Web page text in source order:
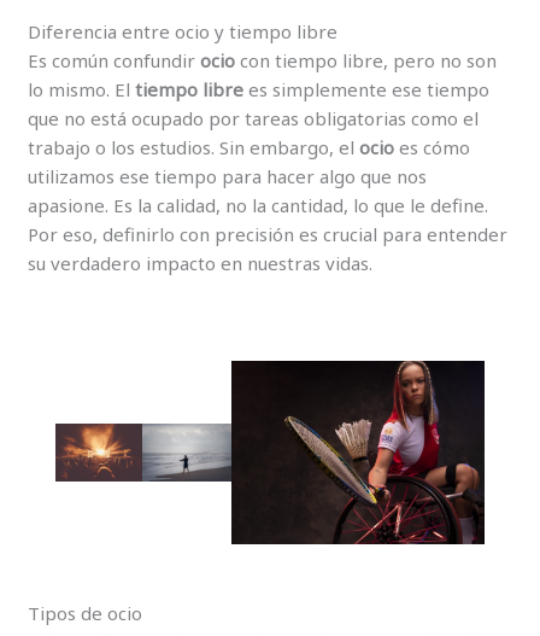
Diferencia entre ocio y tiempo libre
Es común confundirocio con tiempo libre, pero no son
lo mismo. Eltiempo libre es simplemente ese tiempo
que no está ocupado por tareas obligatorias como el
trabajo o los estudios. Sin embargo, elocio es cómo
utilizamos ese tiempo para hacer algo que nos
apasione. Es la calidad, no la cantidad, lo que le define.
Por eso, definirlo con precisión es crucial para entender
su verdadero impacto en nuestras vidas.
Tipos de ocio